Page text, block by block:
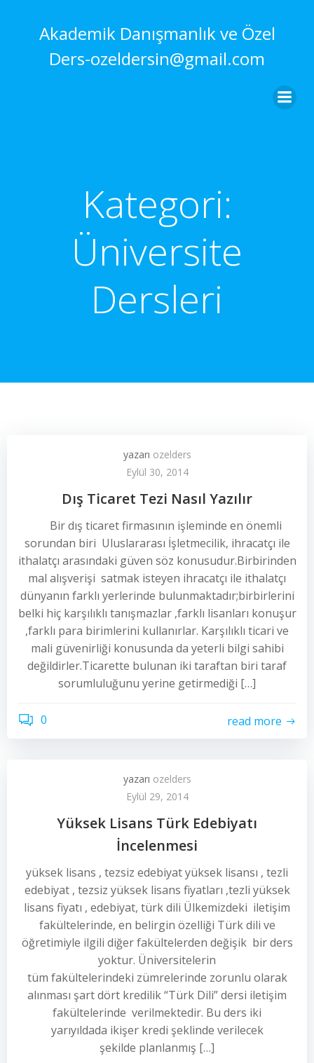
Akademik Danışmanlık ve Özel
Ders-ozeldersin@gmail.com
Kategori:
Üniversite
Dersleri
yazarı ozelders
Eylül 30, 2014
Dış Ticaret Tezi Nasıl Yazılır
Bir dış ticaret firmasının işleminde en önemli
sorundan biri Uluslararası İşletmecilik, ihracatçı ile
ithalatçı arasındaki güven söz konusudur.Birbirinden
mal alışverişi satmak isteyen ihracatçı ile ithalatçı
dünyanın farklı yerlerinde bulunmaktadır;birbirlerini
belki hiç karşılıklı tanışmazlar ,farklı lisanları konuşur
,farklı para birimlerini kullanırlar. Karşılıklı ticari ve
mali güvenirliği konusunda da yeterli bilgi sahibi
değildirler.Ticarette bulunan iki taraftan biri taraf
sorumluluğunu yerine getirmediği […]
0 read more
yazarı ozelders
Eylül 29, 2014
Yüksek Lisans Türk Edebiyatı
İncelenmesi
yüksek lisans , tezsiz edebiyat yüksek lisansı , tezli
edebiyat , tezsiz yüksek lisans fiyatları ,tezli yüksek
lisans fiyatı , edebiyat, türk dili Ülkemizdeki iletişim
fakültelerinde, en belirgin özelliği Türk dili ve
öğretimiyle ilgili diğer fakültelerden değişik bir ders
yoktur. Üniversitelerin
tüm fakültelerindeki zümrelerinde zorunlu olarak
alınması şart dört kredilik “Türk Dili” dersi iletişim
fakültelerinde verilmektedir. Bu ders iki
yarıyıldada ikişer kredi şeklinde verilecek
şekilde planlanmış […]